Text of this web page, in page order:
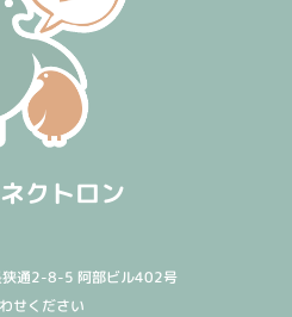
クトロン
通2-8-5 阿部ビル402号
せください